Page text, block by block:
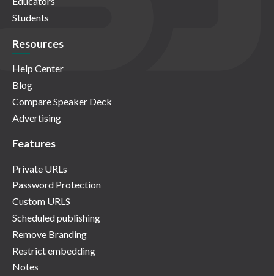
Students
Resources
Help Center
Blog
Compare Speaker Deck
Advertising
Features
Private URLs
Password Protection
Custom URLS
Scheduled publishing
Remove Branding
Restrict embedding
Notes